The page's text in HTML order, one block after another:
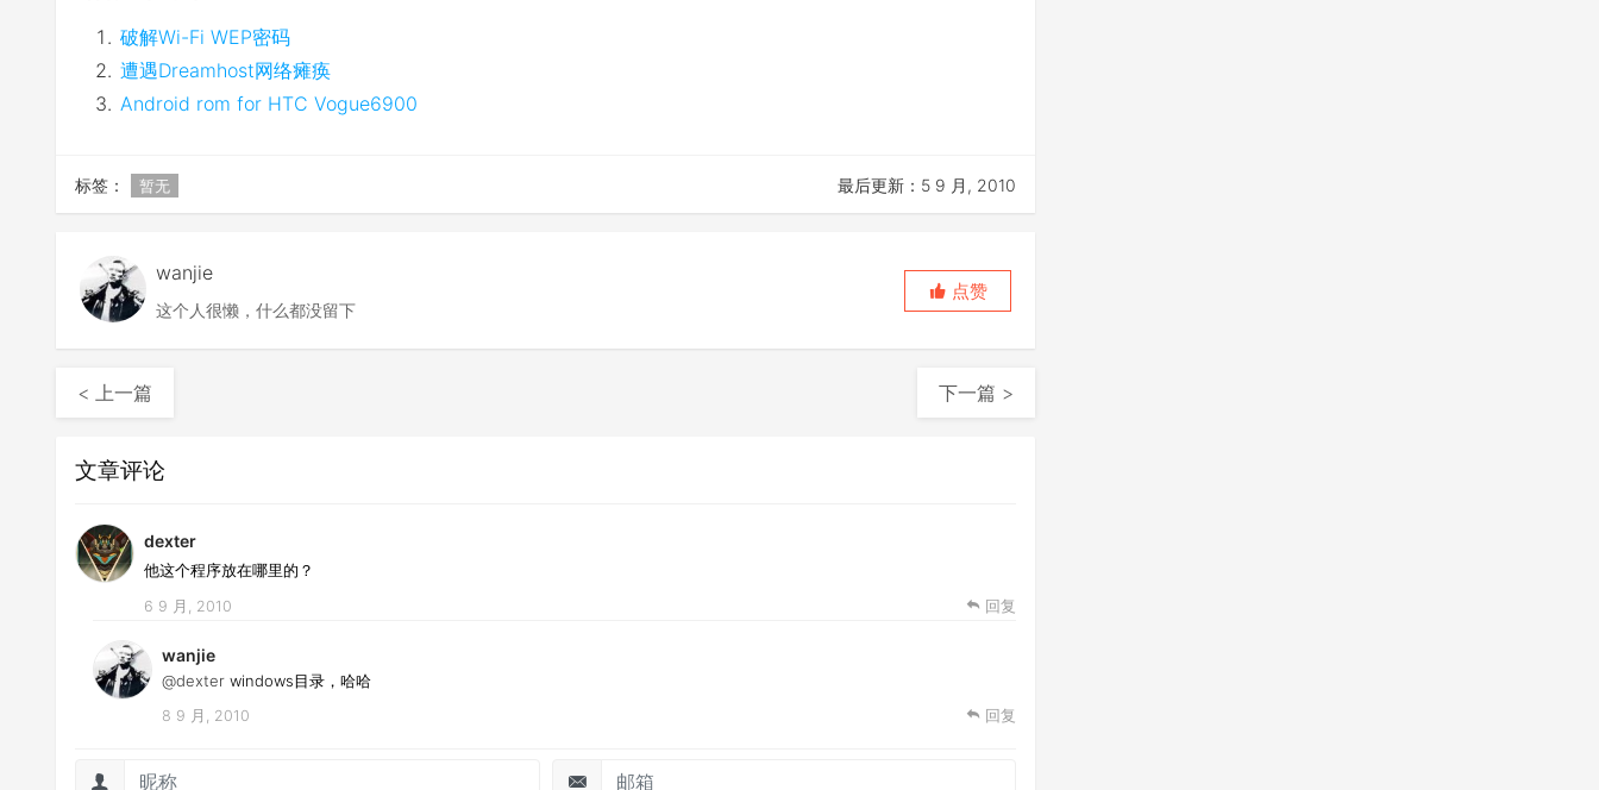
破解Wi-Fi WEP密码
遭遇Dreamhost网络瘫痪
Android rom for HTC Vogue6900
标签： 暂无 最后更新：5 9 月, 2010
wanjie
这个人很懒，什么都没留下
点赞
< 上一篇 下一篇 >
文章评论
dexter
他这个程序放在哪里的？
6 9 月, 2010 回复
wanjie
@dexter windows目录，哈哈
8 9 月, 2010 回复